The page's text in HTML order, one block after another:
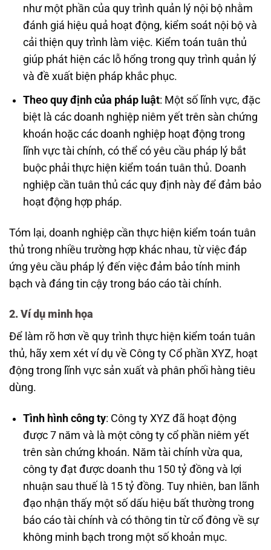
như một phần của quy trình quản lý nội bộ nhằm
đánh giá hiệu quả hoạt động, kiểm soát nội bộ và
cải thiện quy trình làm việc. Kiểm toán tuân thủ
giúp phát hiện các lỗ hổng trong quy trình quản lý
và đề xuất biện pháp khắc phục.
Theo quy định của pháp luật: Một số lĩnh vực, đặc
biệt là các doanh nghiệp niêm yết trên sàn chứng
khoán hoặc các doanh nghiệp hoạt động trong
lĩnh vực tài chính, có thể có yêu cầu pháp lý bắt
buộc phải thực hiện kiểm toán tuân thủ. Doanh
nghiệp cần tuân thủ các quy định này để đảm bảo
hoạt động hợp pháp.
Tóm lại, doanh nghiệp cần thực hiện kiểm toán tuân
thủ trong nhiều trường hợp khác nhau, từ việc đáp
ứng yêu cầu pháp lý đến việc đảm bảo tính minh
bạch và đáng tin cậy trong báo cáo tài chính.
2. Ví dụ minh họa
Để làm rõ hơn về quy trình thực hiện kiểm toán tuân
thủ, hãy xem xét ví dụ về Công ty Cổ phần XYZ, hoạt
động trong lĩnh vực sản xuất và phân phối hàng tiêu
dùng.
Tình hình công ty: Công ty XYZ đã hoạt động
được 7 năm và là một công ty cổ phần niêm yết
trên sàn chứng khoán. Năm tài chính vừa qua,
công ty đạt được doanh thu 150 tỷ đồng và lợi
nhuận sau thuế là 15 tỷ đồng. Tuy nhiên, ban lãnh
đạo nhận thấy một số dấu hiệu bất thường trong
báo cáo tài chính và có thông tin từ cổ đông về sự
không minh bạch trong một số khoản mục.